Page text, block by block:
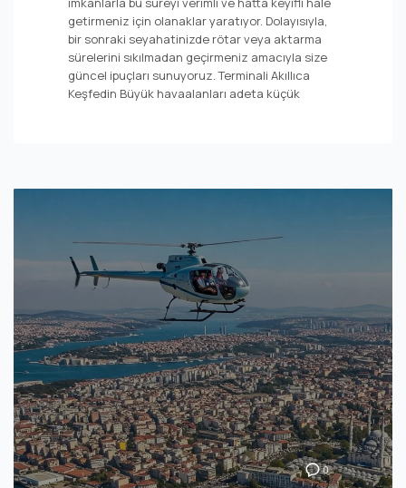
getirmeniz için olanaklar yaratıyor. Dolayısıyla,
bir sonraki seyahatinizde rötar veya aktarma
sürelerini sıkılmadan geçirmeniz amacıyla size
güncel ipuçları sunuyoruz. Terminali Akıllıca
Keşfedin Büyük havaalanları adeta küçük
0